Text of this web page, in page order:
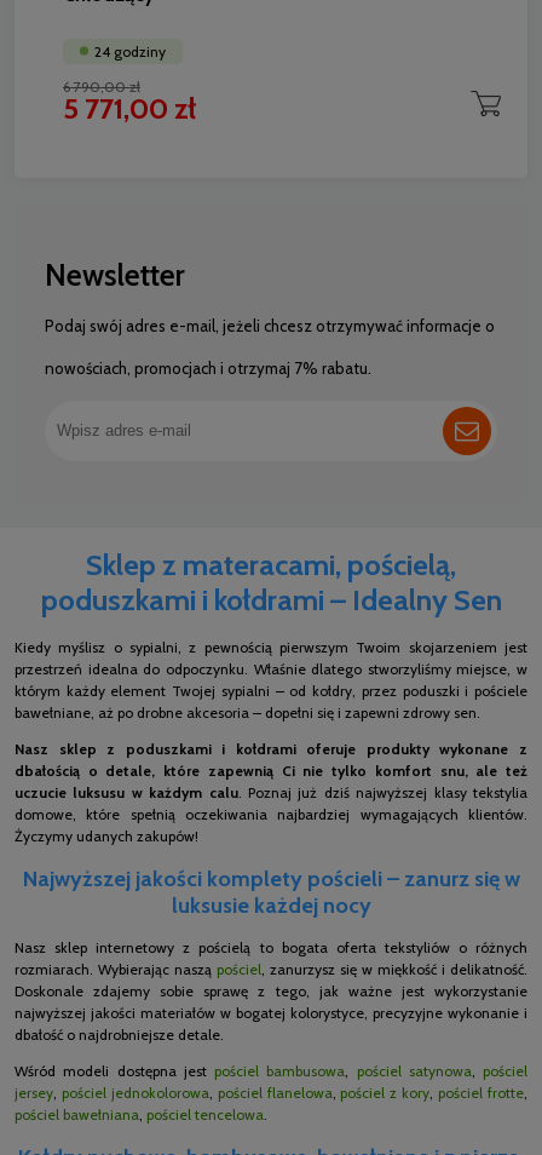
24 godziny
6 790,00 zł
5 771,00 zł
Newsletter
Podaj swój adres e-mail, jeżeli chcesz otrzymywać informacje o
nowościach, promocjach i otrzymaj 7% rabatu.
Sklep z materacami, pościelą,
poduszkami i kołdrami – Idealny Sen
Kiedy myślisz o sypialni, z pewnością pierwszym Twoim skojarzeniem jest
przestrzeń idealna do odpoczynku. Właśnie dlatego stworzyliśmy miejsce, w
którym każdy element Twojej sypialni – od kołdry, przez poduszki i pościele
bawełniane, aż po drobne akcesoria – dopełni się i zapewni zdrowy sen.
Nasz sklep z poduszkami i kołdrami oferuje produkty wykonane z
dbałością o detale, które zapewnią Ci nie tylko komfort snu, ale też
uczucie luksusu w każdym calu. Poznaj już dziś najwyższej klasy tekstylia
domowe, które spełnią oczekiwania najbardziej wymagających klientów.
Życzymy udanych zakupów!
Najwyższej jakości komplety pościeli – zanurz się w
luksusie każdej nocy
Nasz sklep internetowy z pościelą to bogata oferta tekstyliów o różnych
rozmiarach. Wybierając naszą pościel, zanurzysz się w miękkość i delikatność.
Doskonale zdajemy sobie sprawę z tego, jak ważne jest wykorzystanie
najwyższej jakości materiałów w bogatej kolorystyce, precyzyjne wykonanie i
dbałość o najdrobniejsze detale.
Wśród modeli dostępna jest pościel bambusowa, pościel satynowa, pościel
jersey, pościel jednokolorowa, pościel flanelowa, pościel z kory, pościel frotte,
pościel bawełniana, pościel tencelowa.